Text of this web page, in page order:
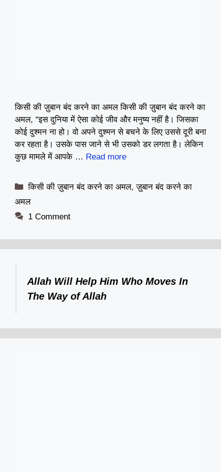
किसी की ज़ुबान बंद करने का अमल किसी की ज़ुबान बंद करने का
अमल, “इस दुनिया में ऐसा कोई जीव और मनुष्य नहीं है। जिसका
कोई दुश्मन ना हो। वो अपने दुश्मन से बचने के लिए उससे दूरी बना
कर रहता है। उसके पास जाने से भी उसको डर लगता है। लेकिन
कुछ मामले में आपके … Read more
Categories
किसी की ज़ुबान बंद करने का अमल,ज़ुबान बंद करने का
अमल
1 Comment
Allah Will Help Him Who Moves In
The Way of Allah